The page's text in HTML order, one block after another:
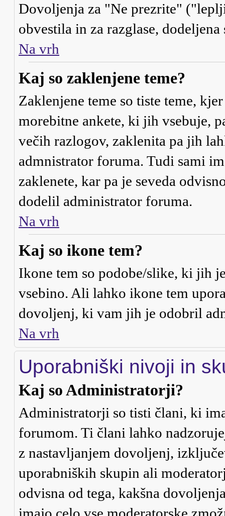
Dovoljenja za "Ne prezrite"
obvestila in za razglase,
Na vrh
Kaj so zaklenjene teme?
Zaklenjene teme so tiste teme,
morebitne ankete, ki jih vsebuje,
večih razlogov, zaklenita pa jih
admnistrator foruma. Tudi sami
zaklenete, kar pa je seveda
dodelil administrator foruma.
Na vrh
Kaj so ikone tem?
Ikone tem so podobe/slike, ki jih
vsebino. Ali lahko ikone tem
dovoljenj, ki vam jih je odobril
Na vrh
Uporabniški nivoji in
Kaj so Administratorji?
Administratorji so tisti člani, ki
forumom. Ti člani lahko
z nastavljanjem dovoljenj,
uporabniških skupin ali
odvisna od tega, kakšna